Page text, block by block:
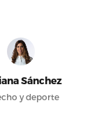
Sánchez
y deporte